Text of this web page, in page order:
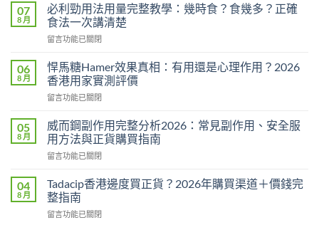
07
8 月
必利勁用法用量完整教學：幾時食？食幾多？正確
食法一次講清楚
在
利
勁
用
法
量
完
整
教
幾
時
食
留言功能已關閉
06
8 月
悍馬糖Hamer效果真相：有用還是心理作用？2026
香港用家實測評價
在
馬
糖
Hamer
效
真
相：
有
用
留言功能已關閉
05
8 月
威而鋼副作用完整分析2026：常見副作用、安全服
用方法與正貨購買指南
在
而
鋼
副
作
留言功能已關閉
04
8 月
Tadacip香港邊度買正貨？2026年購買渠道＋價錢完
整指南
在
留言功能已關閉